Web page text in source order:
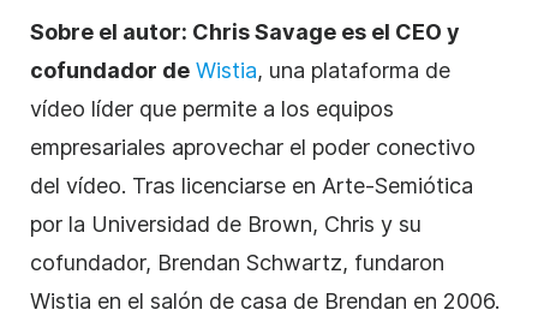
Sobre el autor: Chris Savage es el CEO y
cofundador de Wistia, una plataforma de
vídeo líder que permite a los equipos
empresariales aprovechar el poder conectivo
del vídeo. Tras licenciarse en Arte-Semiótica
por la Universidad de Brown, Chris y su
cofundador, Brendan Schwartz, fundaron
Wistia en el salón de casa de Brendan en 2006.